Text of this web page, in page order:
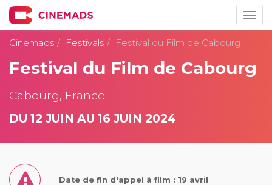
Cinemads
Festivals Festival du Film de Cabourg
Festival du Film de Cabourg
Cabourg, France
DU 12 JUIN AU 16 JUIN 2024
Date de fin d'appel à film : 19 avril